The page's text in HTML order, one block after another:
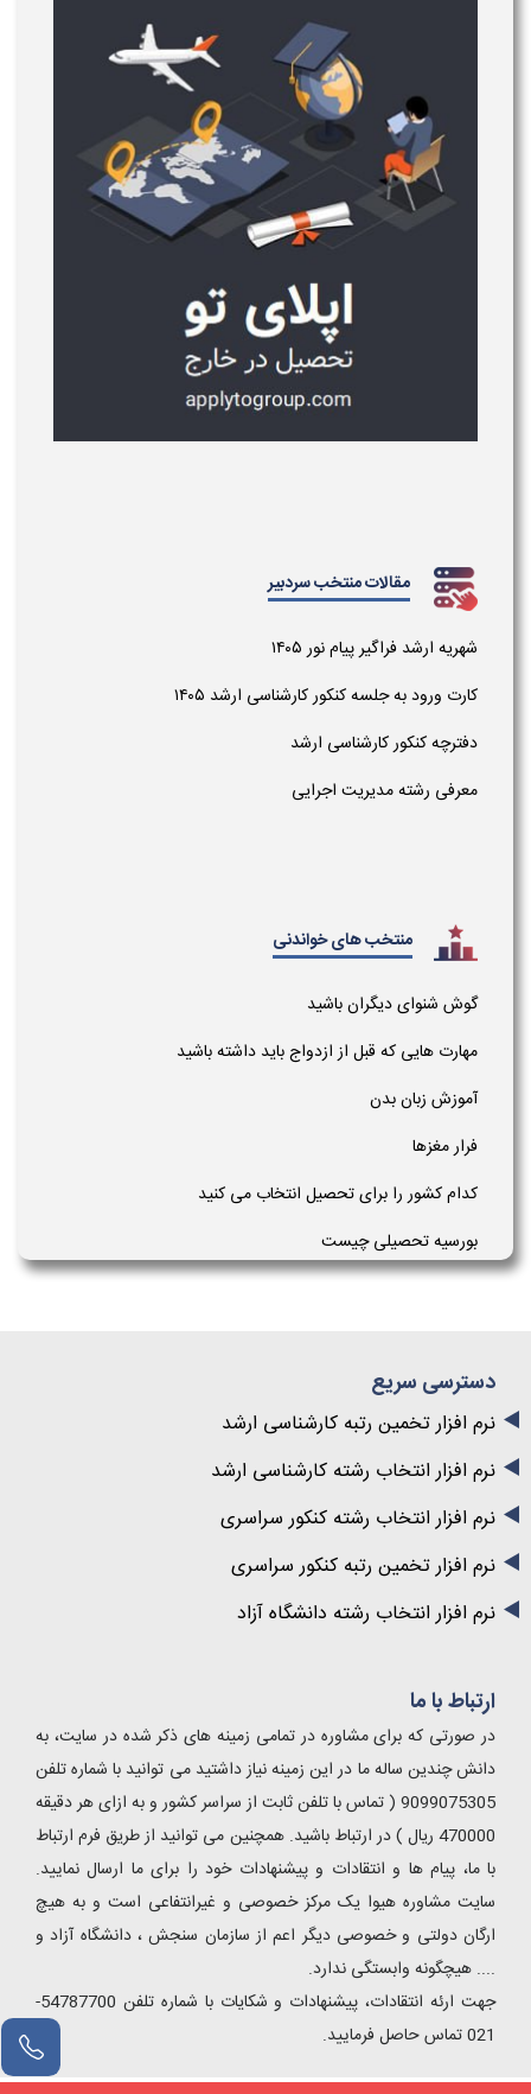
مقالات منتخب سردبیر
شهریه ارشد فراگیر پیام نور ۱۴۰۵
کارت ورود به جلسه کنکور کارشناسی ارشد ۱۴۰۵
دفترچه کنکور کارشناسی ارشد
معرفی رشته مدیریت اجرایی
منتخب های خواندنی
گوش شنوای دیگران باشید
مهارت هایی که قبل از ازدواج باید داشته باشید
آموزش زبان بدن
فرار مغزها
کدام کشور را برای تحصیل انتخاب می کنید
بورسیه تحصیلی چیست
دسترسی سریع
نرم افزار تخمین رتبه کارشناسی ارشد
نرم افزار انتخاب رشته کارشناسی ارشد
نرم افزار انتخاب رشته کنکور سراسری
نرم افزار تخمین رتبه کنکور سراسری
نرم افزار انتخاب رشته دانشگاه آزاد
ارتباط با ما
در صورتی که برای مشاوره در تمامی زمینه های ذکر شده در سایت، به
دانش چندین ساله ما در این زمینه نیاز داشتید می توانید با شماره تلفن
9099075305 ( تماس با تلفن ثابت از سراسر کشور و به ازای هر دقیقه
470000 ریال ) در ارتباط باشید. همچنین می توانید از طریق فرم ارتباط
با ما، پیام ها و انتقادات و پیشنهادات خود را برای ما ارسال نمایید.
سایت مشاوره هیوا یک مرکز خصوصی و غیرانتفاعی است و به هیچ
ارگان دولتی و خصوصی دیگر اعم از سازمان سنجش ، دانشگاه آزاد و
.... هیچگونه وابستگی ندارد.
جهت ارئه انتقادات، پیشنهادات و شکایات با شماره تلفن 54787700-
021 تماس حاصل فرمایید.